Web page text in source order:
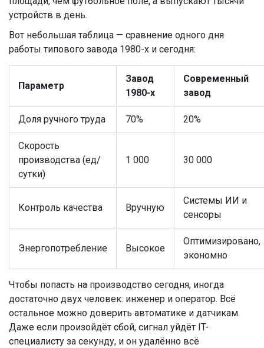
устройств в день.
Вот небольшая таблица — сравнение одного дня
работы типового завода 1980-х и сегодня:
Параметр
Завод
1980-х
Современный
завод
Доля ручного труда 70% 20%
Скорость
производства (ед/
сутки)
1 000 30 000
Контроль качества Вручную
Системы ИИ и
сенсоры
Энергопотребление Высокое
Оптимизировано,
экономно
Чтобы попасть на производство сегодня, иногда
достаточно двух человек: инженер и оператор. Всё
остальное можно доверить автоматике и датчикам.
Даже если произойдёт сбой, сигнал уйдёт IT-
специалисту за секунду, и он удалённо всё